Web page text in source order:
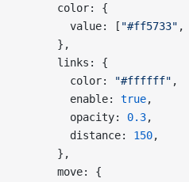
      color: {
        value: [
"#ff5733" ,
      },
      links: {
        color:
"#ffffff" ,
        enable:
true,
        opacity:
0.3,
        distance:
150,
      },
      move: {